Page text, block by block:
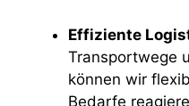
Effiziente
Transportwege
können wir
Bedarfe